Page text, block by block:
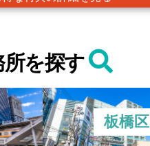
を探す
板橋区